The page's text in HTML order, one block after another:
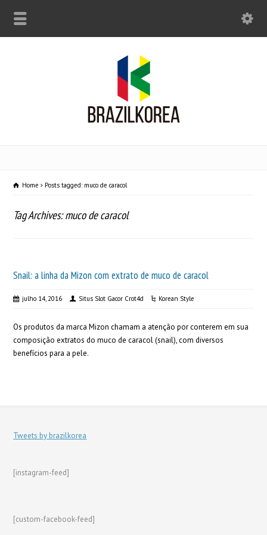
Home Posts tagged: muco de caracol
Tag Archives: muco de caracol
Snail: a linha da Mizon com extrato de muco de caracol
julho 14, 2016 Situs Slot Gacor Crot4d Korean Style
Os produtos da marca Mizon chamam a atenção por conterem em sua
composição extratos do muco de caracol (snail), com diversos
benefícios para a pele.
Tweets by brazilkorea
[instagram-feed]
[custom-facebook-feed]